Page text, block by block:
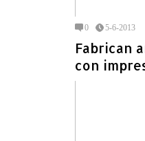
0 5-6-2013
Fabrican
con